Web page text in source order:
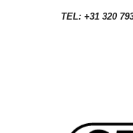
TEL: +31 320